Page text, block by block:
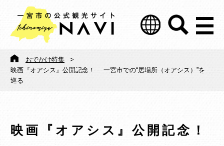
おでかけ特集
>
映画『オアシス』公開記念！ 一宮市での“居場所（オアシス）”を
巡る
映画『オアシス』公開記念！